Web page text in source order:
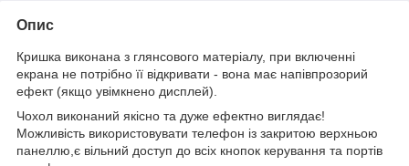
Опис
Кришка виконана з глянсового матеріалу, при включенні
екрана не потрібно її відкривати - вона має напівпрозорий
ефект (якщо увімкнено дисплей).
Чохол виконаний якісно та дуже ефектно виглядає!
Можливість використовувати телефон із закритою верхньою
панеллю,є вільний доступ до всіх кнопок керування та портів